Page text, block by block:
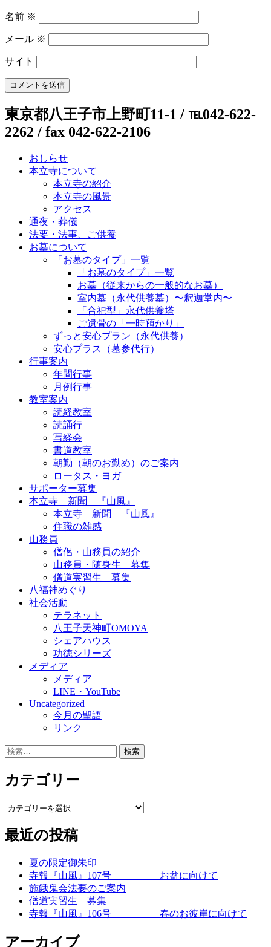
名前 ※
メール ※
サイト
東京都八王子市上野町11-1 / ℡042-622-
2262 / fax 042-622-2106
おしらせ
本立寺について
本立寺の紹介
本立寺の風景
アクセス
通夜・葬儀
法要・法事、ご供養
お墓について
「お墓のタイプ」一覧
「お墓のタイプ」一覧
お墓（従来からの一般的なお墓）
室内墓（永代供養墓）〜釈迦堂内〜
「合祀型」永代供養塔
ご遺骨の「一時預かり」
ずっと安心プラン（永代供養）
安心プラス（墓参代行）
行事案内
年間行事
月例行事
教室案内
読経教室
読誦行
写経会
書道教室
朝勤（朝のお勤め）のご案内
ロータス・ヨガ
サポーター募集
本立寺 新聞 『山風』
本立寺 新聞 『山風』
住職の雑感
山務員
僧侶・山務員の紹介
山務員・随身生 募集
僧道実習生 募集
八福神めぐり
社会活動
テラネット
八王子天神町OMOYA
シェアハウス
功徳シリーズ
メディア
メディア
LINE・YouTube
Uncategorized
今月の聖語
リンク
検
カテゴリー
カ
ゴ
リ
最近の投稿
夏の限定御朱印
寺報『山風』107号 お盆に向けて
施餓鬼会法要のご案内
僧道実習生 募集
寺報『山風』106号 春のお彼岸に向けて
アーカイブ